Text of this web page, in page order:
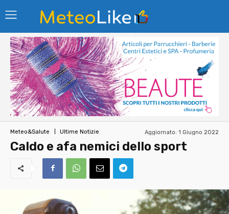
Meteo&Salute Ultime Notizie Aggiornato: 1 Giugno 2022
Caldo e afa nemici dello sport